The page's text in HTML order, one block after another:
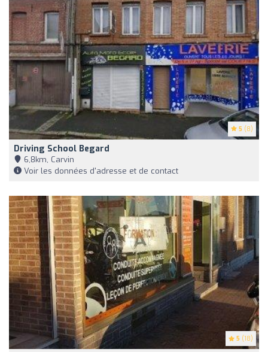
5 (8)
Driving School Begard
6,8km, Carvin
Voir les données d'adresse et de contact
5 (18)